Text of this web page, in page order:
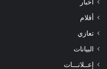
أخبار
أقلام
تعازي
البيانات
إعــلانـــات